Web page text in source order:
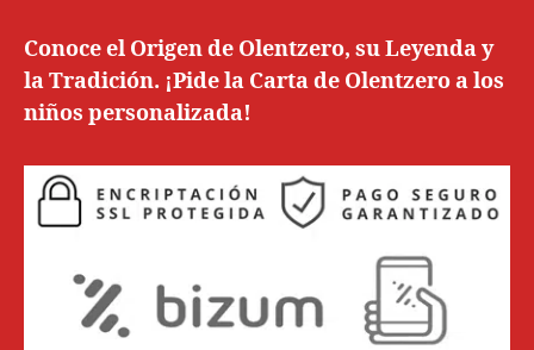
Conoce el Origen de Olentzero, su Leyenda y
la Tradición. ¡Pide la Carta de Olentzero a los
niños personalizada!